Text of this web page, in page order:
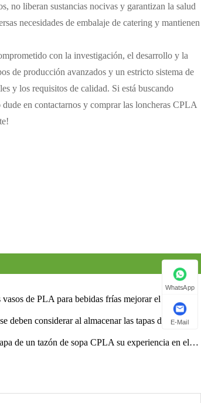
no liberan sustancias nocivas y garantizan la salud
necesidades de embalaje de catering y mantienen
con la investigación, el desarrollo y la
de producción avanzados y un estricto sistema de
y los requisitos de calidad. Si está buscando
en contactarnos y comprar las loncheras CPLA
de PLA para bebidas frías mejorar el envasado
deben considerar al almacenar las tapas de los
de un tazón de sopa CPLA su experiencia en el
WhatsApp
E-Mail